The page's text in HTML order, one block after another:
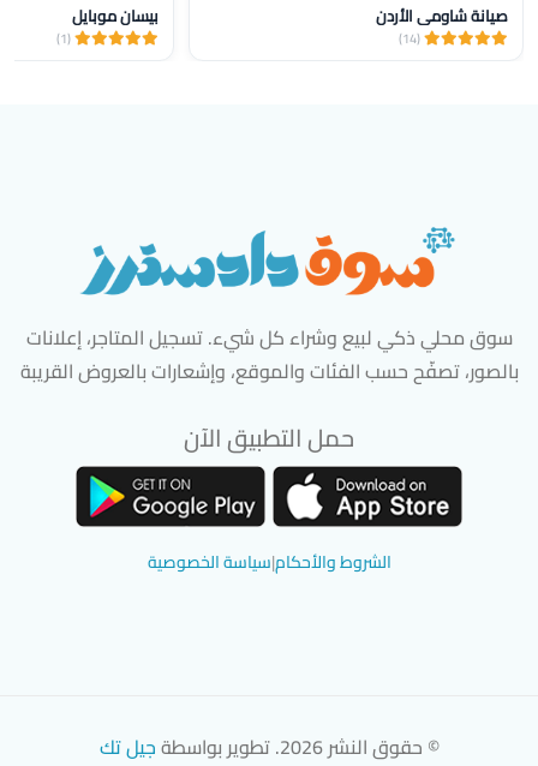
صيانة شاومي الأردن
(14)
بيسان موبايل
(1)
سوق محلي ذكي لبيع وشراء كل شيء. تسجيل المتاجر، إعلانات
بالصور، تصفّح حسب الفئات والموقع، وإشعارات بالعروض القريبة
حمل التطبيق الآن
الشروط والأحكام|سياسة الخصوصية
© حقوق النشر 2026. تطوير بواسطة جيل تك